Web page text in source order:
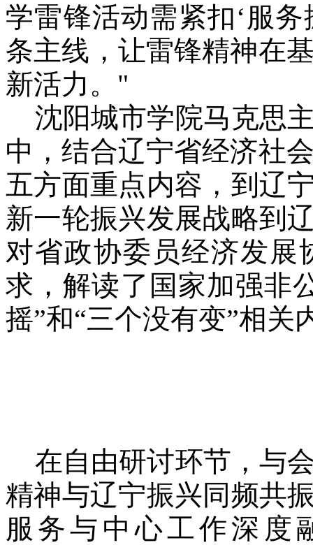
学雷锋活动需紧扣‘服务
条主线，让雷锋精神在
新活力。"
沈阳城市学院马克思
中，结合辽宁省经济社
五方面重点内容，到辽
新一轮振兴发展战略到
对省政协委员经济发展
求，解读了国家加强非
摇”和“三个没有变”相关
在自由研讨环节，与
精神与辽宁振兴同频共
服务与中心工作深度